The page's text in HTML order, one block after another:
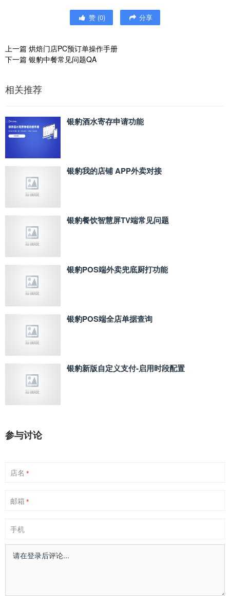
赞 (0) 分享
上一篇 烘焙门店PC预订单操作手册
下一篇 银豹中餐常见问题QA
相关推荐
银豹酒水寄存申请功能
银豹我的店铺 APP外卖对接
银豹餐饮智慧屏TV端常见问题
银豹POS端外卖兜底厨打功能
银豹POS端全店单据查询
银豹新版自定义支付‑启用时段配置
参与讨论
店名 *
邮箱 *
手机